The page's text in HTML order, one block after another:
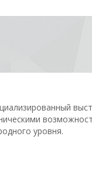
уровня.